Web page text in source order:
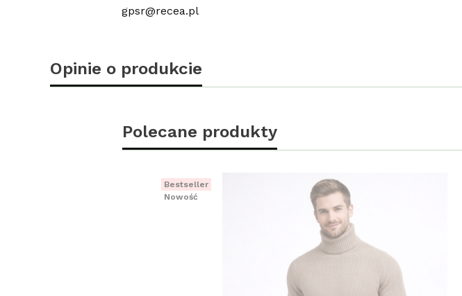
gpsr@recea.pl
Opinie o produkcie
Polecane produkty
Bestseller
Nowość